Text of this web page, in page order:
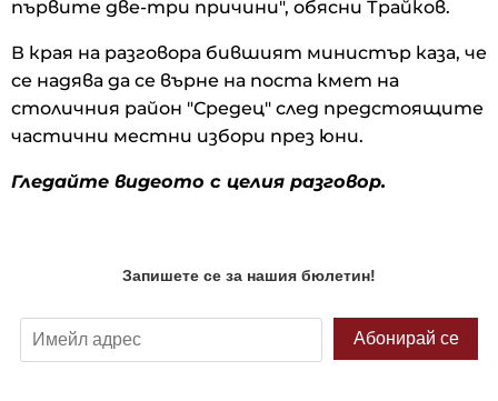
първите две-три причини", обясни Трайков.
В края на разговора бившият министър каза, че
се надява да се върне на поста кмет на
столичния район "Средец" след предстоящите
частични местни избори през юни.
Гледайте видеото с целия разговор.